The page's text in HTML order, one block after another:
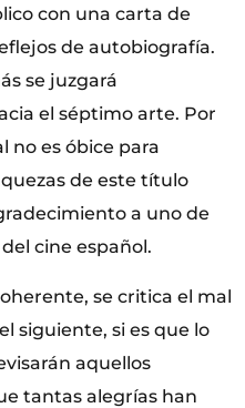
con una carta de
de autobiografía.
se juzgará
el séptimo arte. Por
no es óbice para
de este título
a uno de
cine español.
se critica el mal
siguiente, si es que lo
aquellos
tantas alegrías han